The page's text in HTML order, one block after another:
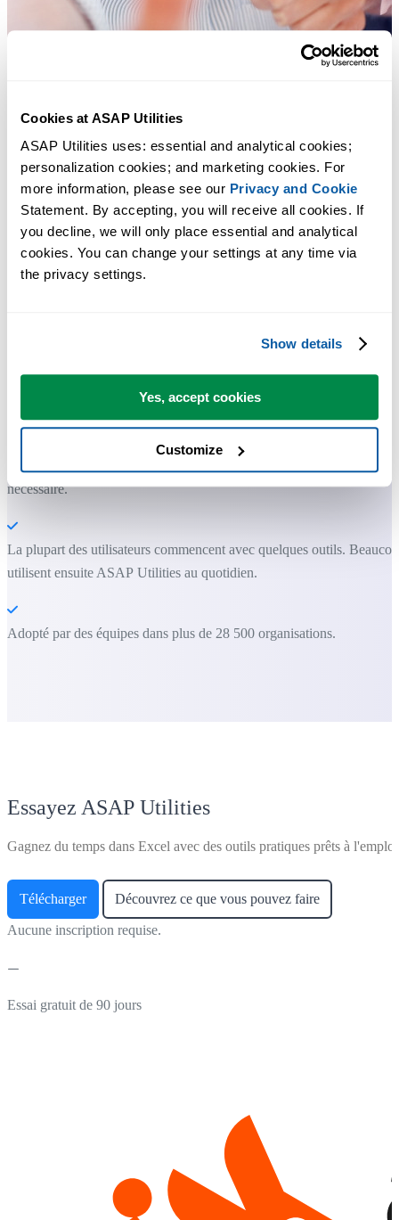
Cookies at ASAP Utilities
ASAP Utilities uses: essential and analytical cookies;
personalization cookies; and marketing cookies. For
more information, please see our Privacy and Cookie
Statement. By accepting, you will receive all cookies. If
you decline, we will only place essential and analytical
cookies. You can change your settings at any time via
the privacy settings.
Show details
Yes, accept cookies
Customize
Des outils pratiques que beaucoup d'utilisateurs d'Excel aimeraient
avoir directement dans Excel.
ASAP Utilities vous aide à gagner du temps et à faire des choses
qu'Excel seul ne permet pas.
nécessaire.
La plupart des utilisateurs commencent avec quelques outils.
utilisent ensuite ASAP Utilities au quotidien.
Adopté par des équipes dans plus de 28 500 organisations.
Essayez ASAP Utilities
Gagnez du temps dans Excel avec des outils pratiques prêts à
Télécharger Découvrez ce que vous pouvez faire
Aucune inscription requise.
Essai gratuit de 90 jours